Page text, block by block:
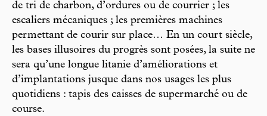
de tri de charbon, d’ordures ou de courrier ; les
escaliers mécaniques ; les premières machines
permettant de courir sur place… En un court siècle,
les bases illusoires du progrès sont posées, la suite ne
sera qu’une longue litanie d’améliorations et
d’implantations jusque dans nos usages les plus
quotidiens : tapis des caisses de supermarché ou de
course.